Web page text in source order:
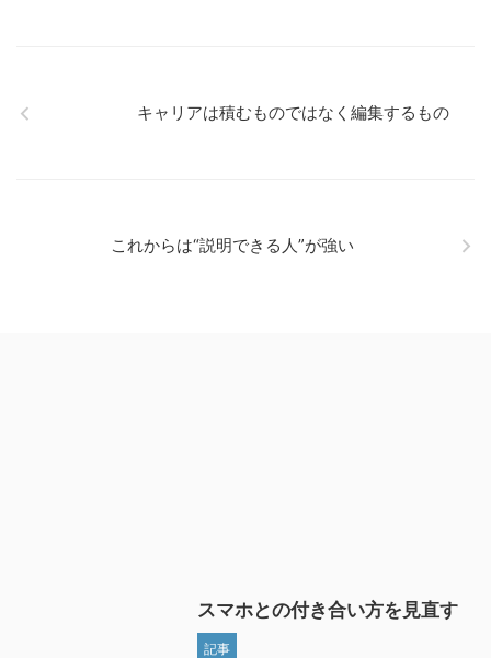
キャリアは積むものではなく編集するもの
これからは“説明できる人”が強い
スマホとの付き合い方を見直す
記事